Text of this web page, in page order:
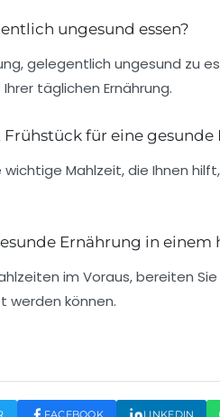
ungesund essen?
gelegentlich ungesund zu
täglichen Ernährung.
für eine gesunde
wichtige Mahlzeit, die Ihnen
Ernährung in einem
im Voraus, bereiten
werden können.
FACEBOOK LINKEDIN